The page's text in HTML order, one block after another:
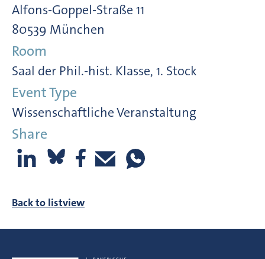
Alfons-Goppel-Straße 11
80539 München
Room
Saal der Phil.-hist. Klasse, 1. Stock
Event Type
Wissenschaftliche Veranstaltung
Share
Back to listview